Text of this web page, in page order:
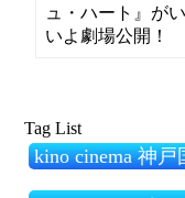
ュ・ハート』が
いよ劇場公開！
Tag List
kino cinema 神戸